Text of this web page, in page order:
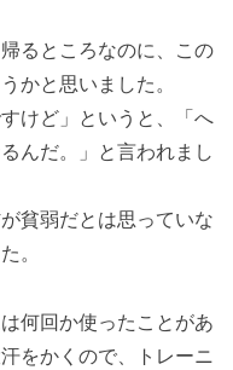
るところなのに、この
かと思いました。
けど」というと、「へ
んだ。」と言われまし
貧弱だとは思っていな
。
何回か使ったことがあ
をかくので、トレーニ